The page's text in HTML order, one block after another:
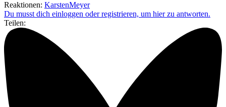
Reaktionen: KarstenMeyer
Du musst dich einloggen oder registrieren, um hier zu antworten.
Teilen: